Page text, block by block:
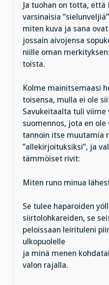
Ja tuohan on totta, että
varsinaisia
miten kuva ja sana
jossain aivojensa
niille oman
toista.
Kolme mainitsemaasi
toisensa, mulla ei ole
Savukeitaalta tuli viime
suomennos, jota en ole
tannoin itse muutamia
”allekirjoituksiksi”, ja
tämmöiset rivit:
Miten runo minua
Se tulee haparoiden
siirtolohkareiden, se
peloissaan leirituleni
ulkopuolelle
ja minä menen
valon rajalla.